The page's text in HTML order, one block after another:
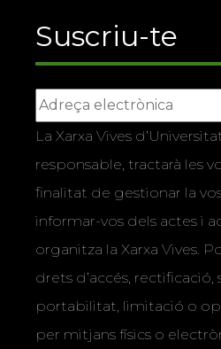
Suscriu-te
La Xarxa Vives
responsable, tractarà les
finalitat de gestionar la
informar-vos dels actes i
organitza la Xarxa Vives.
drets d’accés, rectificació,
portabilitat, limitació o
per mitjans físics o